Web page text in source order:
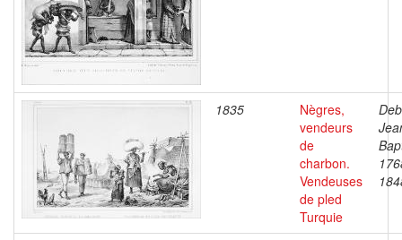
1835
Nègres,
vendeurs
de
charbon.
Vendeuses
de pled
Turquie